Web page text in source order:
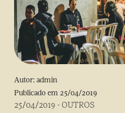
Autor: admin
Publicado em 25/04/2019
25/04/2019 -OUTROS